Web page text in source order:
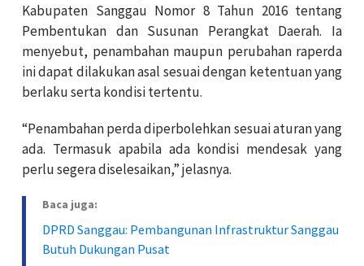
Kabupaten Sanggau Nomor 8 Tahun 2016 tentang
Pembentukan dan Susunan Perangkat Daerah. Ia
menyebut, penambahan maupun perubahan raperda
ini dapat dilakukan asal sesuai dengan ketentuan yang
berlaku serta kondisi tertentu.
“Penambahan perda diperbolehkan sesuai aturan yang
ada. Termasuk apabila ada kondisi mendesak yang
perlu segera diselesaikan,” jelasnya.
Baca juga:
DPRD Sanggau: Pembangunan Infrastruktur Sanggau
Butuh Dukungan Pusat